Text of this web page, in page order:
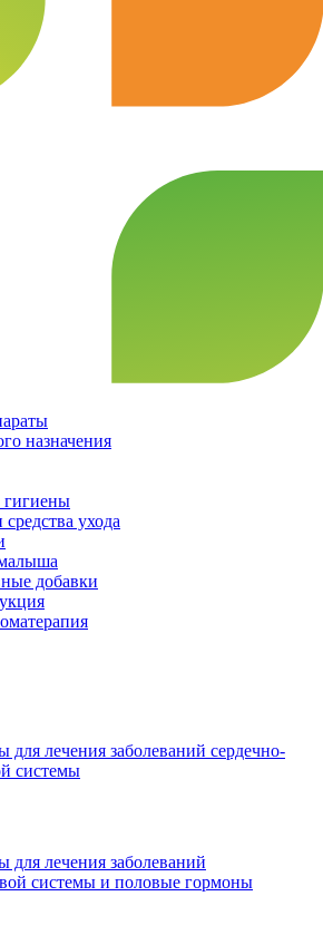
назначения
гигиены
ухода
добавки
для лечения заболеваний сердечно-
системы
для лечения заболеваний
системы и половые гормоны